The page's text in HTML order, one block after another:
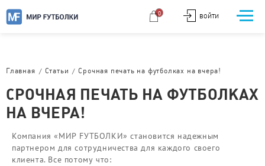
ВОЙТИ
0
Главная / Статьи / Срочная печать на футболках на вчера!
СРОЧНАЯ ПЕЧАТЬ НА ФУТБОЛКАХ
НА ВЧЕРА!
Компания «МИР FУТБОЛКИ» становится надежным
партнером для сотрудничества для каждого своего
клиента. Все потому что: